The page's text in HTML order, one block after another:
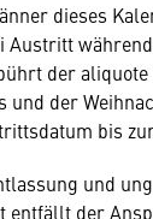
dieses
Austritt
der aliquote
und der
bis
und
entfällt der